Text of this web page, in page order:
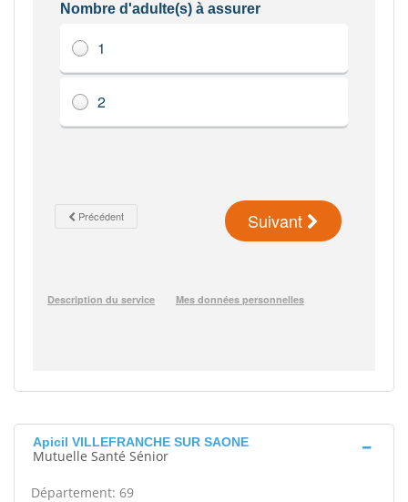
Apicil VILLEFRANCHE SUR SAONE
Mutuelle Santé Sénior
Département: 69